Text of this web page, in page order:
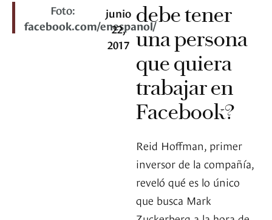
Foto:
facebook.com/enespanol/
junio
22,
2017
debe tener
una persona
que quiera
trabajar en
Facebook?
Reid Hoffman, primer
inversor de la compañía,
reveló qué es lo único
que busca Mark